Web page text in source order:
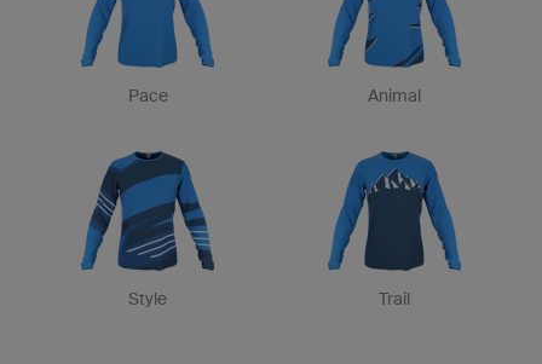
Pace Animal
Style Trail